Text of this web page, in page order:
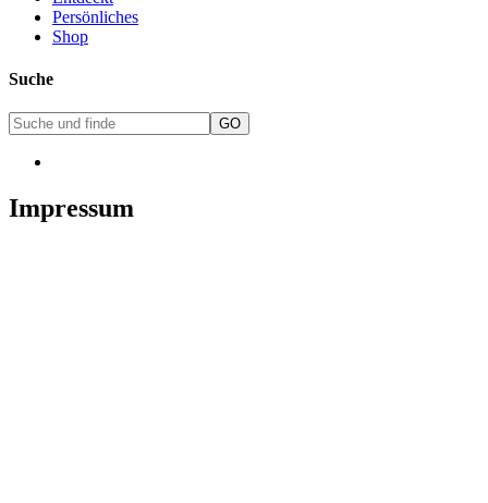
Persönliches
Shop
Suche
Impressum